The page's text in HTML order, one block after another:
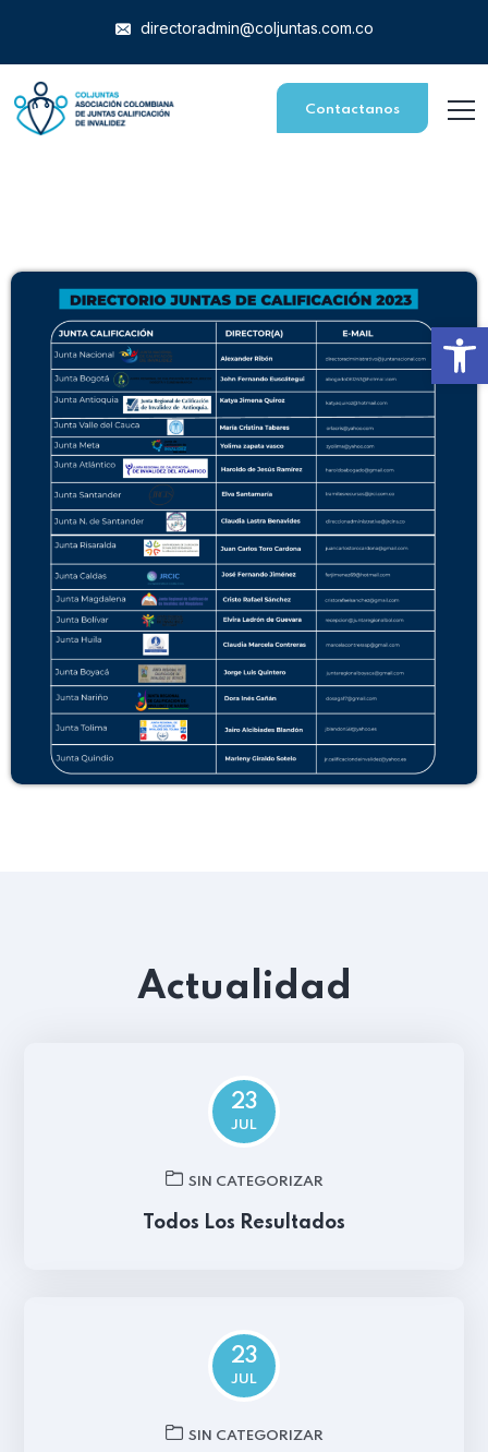
directoradmin@coljuntas.com.co
Contactanos
Actualidad
23
JUL
SIN CATEGORIZAR
Todos Los Resultados
23
JUL
SIN CATEGORIZAR
Abrir